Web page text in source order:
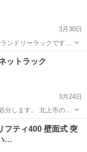
3月30日
品です。 参考ま
yamazenbizco...
ランドリー
ットラック
3月24日
下、受け渡し可能日時
以降...
フティ400 壁面式 突
ハ…